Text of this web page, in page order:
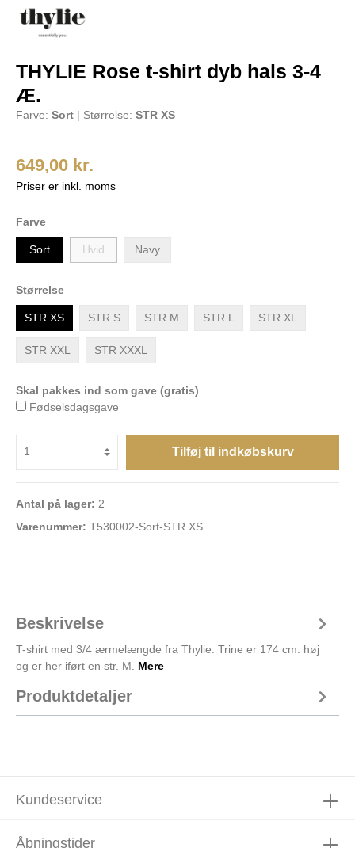
THYLIE Rose t-shirt dyb hals 3-4
Æ.
Farve: Sort | Størrelse: STR XS
649,00 kr.
Priser er inkl. moms
Farve
Sort Hvid Navy
Størrelse
STR XS STR S STR M STR L STR XL
STR XXL STR XXXL
Skal pakkes ind som gave (gratis)
Fødselsdagsgave
Tilføj til indkøbskurv
Antal på lager: 2
Varenummer: T530002-Sort-STR XS
Beskrivelse
T-shirt med 3/4 ærmelængde fra Thylie. Trine er 174 cm. høj
og er her iført en str. M. Mere
Produktdetaljer
Åbningstider
Kundeservice